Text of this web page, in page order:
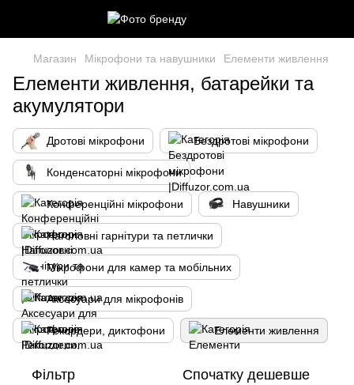
Магазин Мікрофони та навушники Елементи живлення
Елементи живлення, батарейки та
акумулятори
Дротові мікрофони Бездротові мікрофони
Конденсаторні мікрофони
Конференційні мікрофони Навушники
Наголовні гарнітури та петлички
Мікрофони для камер та мобільних
Аксесуари для мікрофонів
Рекордери, диктофони Елементи живлення
Фільтр Спочатку дешевше